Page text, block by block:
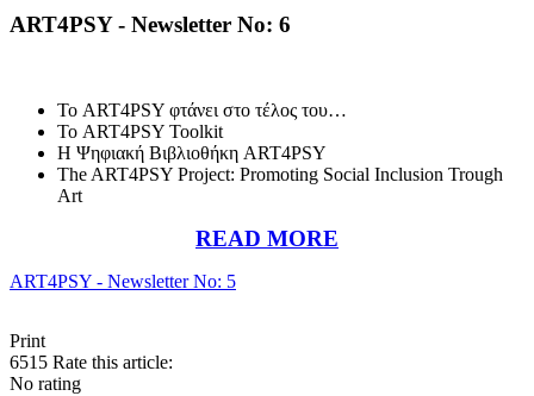
ART4PSY - Newsletter No: 6
Το ART4PSY φτάνει στο τέλος του…
Το ART4PSY Toolkit
Η Ψηφιακή Βιβλιοθήκη ART4PSY
The ART4PSY Project: Promoting Social Inclusion Trough
Art
READ MORE
ART4PSY - Newsletter No: 5
Print
6515 Rate this article:
No rating